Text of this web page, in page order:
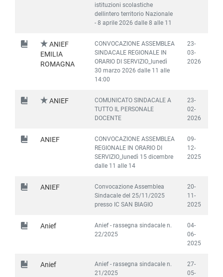
istituzioni scolastiche
dellintero territorio Nazionale
- 8 aprile 2026 dalle 8 alle 11
ANIEF
EMILIA
ROMAGNA
CONVOCAZIONE ASSEMBLEA
SINDACALE REGIONALE IN
ORARIO DI SERVIZIO_lunedì
30 marzo 2026 dalle 11 alle
14:00
23-
03-
2026
ANIEF
COMUNICATO SINDACALE A
TUTTO IL PERSONALE
DOCENTE
23-
02-
2026
ANIEF
CONVOCAZIONE ASSEMBLEA
REGIONALE IN ORARIO DI
SERVIZIO_lunedì 15 dicembre
dalle 11 alle 14
09-
12-
2025
ANIEF
Convocazione Assemblea
Sindacale del 25/11/2025
presso IC SAN BIAGIO
20-
11-
2025
Anief
Anief - rassegna sindacale n.
22/2025
04-
06-
2025
Anief
Anief - rassegna sindacale n.
21/2025
27-
05-